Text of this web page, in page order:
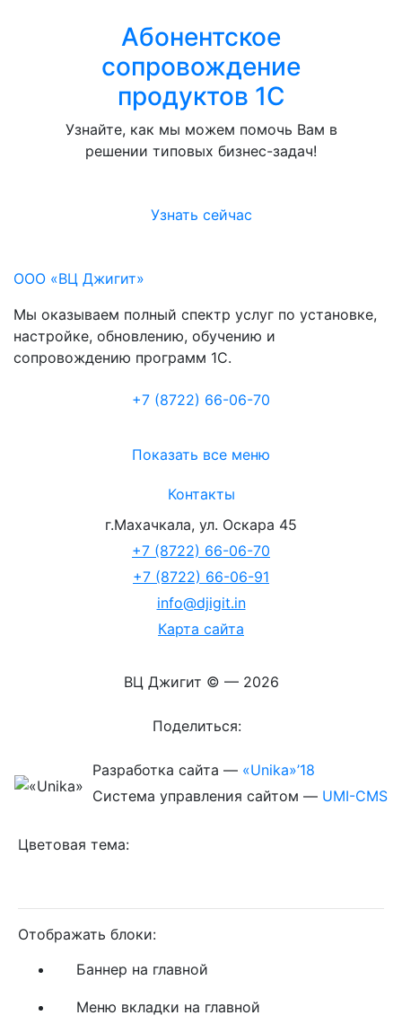
Абонентское
сопровождение
продуктов 1C
Узнайте, как мы можем помочь Вам в
решении типовых бизнес-задач!
Узнать сейчас
ООО «ВЦ Джигит»
Мы оказываем полный спектр услуг по установке,
настройке, обновлению, обучению и
сопровождению программ 1С.
+7 (8722) 66-06-70
Показать все меню
Контакты
г.Махачкала, ул. Оскара 45
+7 (8722) 66-06-70
+7 (8722) 66-06-91
info@djigit.in
Карта сайта
ВЦ Джигит © — 2026
Поделиться:
Разработка сайта — «Unika»’18
Система управления сайтом — UMI-CMS
Цветовая тема:
Отображать блоки:
Баннер на главной
Меню вкладки на главной